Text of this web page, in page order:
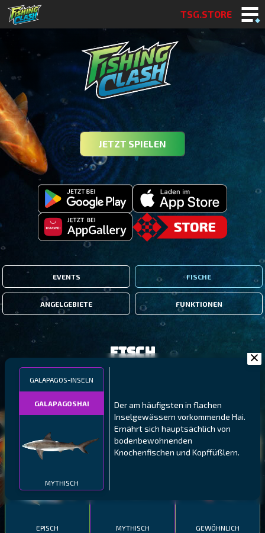
TSG.STORE
JETZT SPIELEN
EVENTS FISCHE
ANGELGEBIETE FUNKTIONEN
GALAPAGOS-INSELN
GALAPAGOSHAI
MYTHISCH
Der am häufigsten in flachen
Inselgewässern vorkommende Hai.
Ernährt sich hauptsächlich von
bodenbewohnenden
Knochenfischen und Kopffüßlern.
Fisch
GESTRECKTER
SCHABEMUND-
EPISCH
NÖRDLICHE FJORDE
ATLANTISCHER LENG
MYTHISCH
GALAPAGOS-INSELN
MEXIKANISCHER
SCHWEINSLIPPFISCH
GEWÖHNLICH